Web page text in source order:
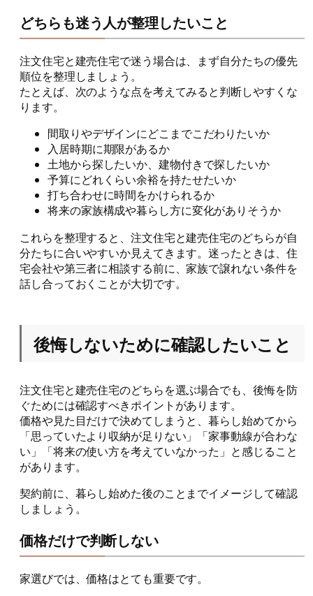
どちらも迷う人が整理したいこと
注文住宅と建売住宅で迷う場合は、まず自分たちの優先
順位を整理しましょう。
たとえば、次のような点を考えてみると判断しやすくな
ります。
間取りやデザインにどこまでこだわりたいか
入居時期に期限があるか
土地から探したいか、建物付きで探したいか
予算にどれくらい余裕を持たせたいか
打ち合わせに時間をかけられるか
将来の家族構成や暮らし方に変化がありそうか
これらを整理すると、注文住宅と建売住宅のどちらが自
分たちに合いやすいか見えてきます。迷ったときは、住
宅会社や第三者に相談する前に、家族で譲れない条件を
話し合っておくことが大切です。
後悔しないために確認したいこと
注文住宅と建売住宅のどちらを選ぶ場合でも、後悔を防
ぐためには確認すべきポイントがあります。
価格や見た目だけで決めてしまうと、暮らし始めてから
「思っていたより収納が足りない」「家事動線が合わな
い」「将来の使い方を考えていなかった」と感じること
があります。
契約前に、暮らし始めた後のことまでイメージして確認
しましょう。
価格だけで判断しない
家選びでは、価格はとても重要です。